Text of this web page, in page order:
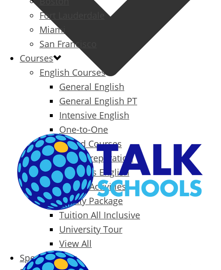
Fort Lauderdale
Miami
San Francisco
Courses
English Courses
General English
General English PT
Intensive English
One-to-One
Specialized Courses
Exam Preparation
Business English
Packages & Activities
Family Package
Tuition All Inclusive
University Tour
View All
Special Offers